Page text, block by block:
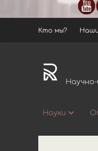
Кто мы? Наши
ar-
rad.ruНаучно-
Науки